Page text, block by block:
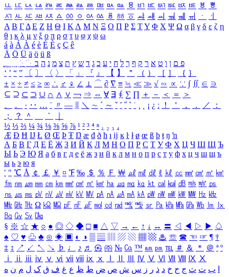
ㅥ ㅦ ㅧ ㅨ ㅩ ㅪ ㅫ ㅬ ㅭ ㅮ ㅯ ㅰ ㅱ ㅲ ㅳ ㅴ ㅵ ㅶ ㅷ ㅸ
ㅹ
ㅺ ㅻ ㅼ ㅽ ㅾ ㅿ ㆀ ㆁ ㆂ ㆃ ㆄ ㆅ ㆆ ㆇ ㆈ ㆉ ㆊ ㆋ ㆌ ㆍ
ㆎ
Α Β ΓΔ Ε Ζ Η Θ Ι ΚΛ Μ Ν Ξ Ο Π Ρ Σ ΤΥ Φ Χ Ψ Ω α β γ δ ε ζ η
θ ι κ λ μ ν ξ ο π ρ σ τ υ φ χ ψ ω
á à Á À é è É È ç Ç ê
Ä Ö Ü ä ö ü ß
ִֶֹ ֻּ ׁׂ פ ם ן ו ט א ר ק ף ך ל ח י ע כ ג ד ש ץ ת צ מ נ ה ב
‘ ’ “ ” 〔 〕 〈 〉 「 」 『 』 【 】 ＂ （ ） ［ ］ ｛ ｝
± × ÷ ≠ ≤ ≥ ∞ ∴ ♂ ♀ ∠ ⊥ ⌒ ∂ ∇ ≡ ≒ ≪ ≫ √ ∽ ∝ ∵ ∫ ∬ ∈ ∋
⊆ ⊇ ⊂ ⊃ ∪ ∩ ∧ ∨ ￢ ⇒ ⇔ ∀ ∃ ∮ ∑ ∏ ＋ － ＜ ＝
＞
、
。 · ‥ … ¨ 〃 ― ＼ ∼ ´ ～ ˇ ˘ ˝ ˚ ˙ ¸ ¡ ¿ ː ！ ＇ ， ． ／
：
；
？ ＾ ｀
½ ⅓ ⅔ ¼ ¾ ⅛ ⅜ ⅝ ⅞ ¹ ² ³ ⁴ ⁿ ₁ ₂ ₃ ₄
Æ Ð Ħ Ĳ Ł Ø Œ Þ Ŧ Ŋ æ đ ð ħ ı ĳ ĸ ŀ ł ø œ ß þ ŧ ŋ ŉ
А Б В Г Д Е Ё Ж З И Й К Л М Н О П Р С Т У Ф Х Ц Ч Ш Щ Ъ
Ы Ь Э Ю Я а б в г д е ё ж з и й к л м н о п р с т у ф х ц ч ш щ ъ
ы ь э ю я
′ ″ ℃ Å ￠ ￡ ￥ ¤ ℉ ‰ ＄ ％ Ｆ ￦ ㎕ ㎖ ㎗ ℓ ㎘ ㏄ ㎣ ㎤ ㎥ ㎦
㎙ ㎚ ㎛ ㎜ ㎝ ㎞ ㎟ ㎠ ㎡ ㎢ ㏊ ㎍ ㎎ ㎏ ㏏ ㎈ ㎉ ㏈ ㎧ ㎨ ㎰
㎱ ㎲ ㎳ ㎴ ㎵ ㎶ ㎷ ㎸ ㎹ ㎀ ㎁ ㎂ ㎃ ㎄ ㎺ ㎻ ㎽ ㎾ ㎿ ㎐ ㎑
㎒ ㎓ ㎔ Ω ㏀ ㏁ ㎊ ㎋ ㎌ ㏖ ㏅ ㎭ ㎮ ㎯ ㏛ ㎩ ㎪ ㎫ ㎬ ㏝ ㏐
㏓
㏃ ㏉ ㏜ ㏆
§ ※ ☆ ★ ○ ● ◎ ◇ ◆ □ ■ △ ▽ → ← ↑ ↓ ↔ 〓 ◁ ◀ ▷ ▶ ♤
♠ ♡ ♥ ♧ ♣ ⊙ ◈ ▣ ◐ ◑ ▒ ▤ ▨ ▧ ▦ ▩ ♨ ☏ ☎ ☜ ☞ ¶ †
‡ ↕ ↗ ↙ ↖ ↘ ♭ ♩ ♪ ♬ ㉿ ㈜ № ㏇ ™ ㏂ ㏘ ℡ ＃ ＆ ＊ ＠ ª º
ⅰ
ⅱ ⅲ ⅳ ⅴ ⅵ ⅶ ⅷ ⅸ ⅹ Ⅳ Ⅴ Ⅵ Ⅶ Ⅷ Ⅸ Ⅹ
ب ت ث ج ح خ د ذ ر ز س ش ص ض ط ظ ع غ ف ق ک ل م ن ه